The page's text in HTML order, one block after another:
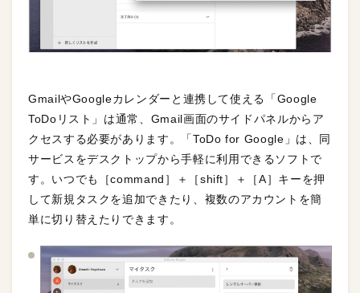
GmailやGoogleカレンダーと連携して使える「Google
ToDoリスト」は通常、Gmail画面のサイドパネルからア
クセスする必要があります。「ToDo for Google」は、同
サービスをデスクトップから手軽に利用できるソフトで
す。いつでも［command］＋［shift］＋［A］キーを押
して新規タスクを追加できたり、複数のアカウントを簡
単に切り替えたりできます。